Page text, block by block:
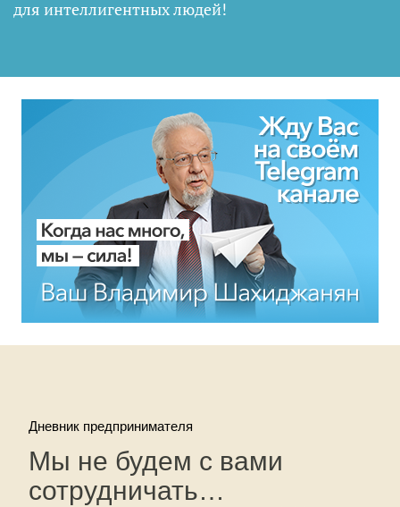
для интеллигентных людей!
Дневник предпринимателя
Мы не будем с вами
сотрудничать…